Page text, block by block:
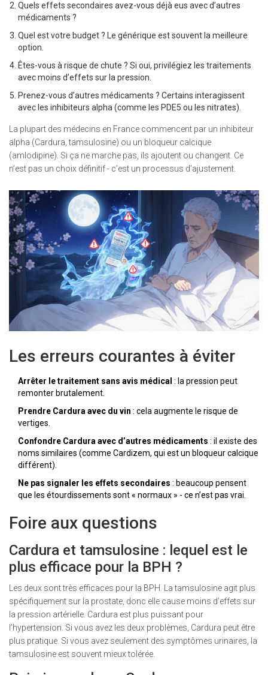
Quels effets secondaires avez-vous déjà eus avec d’autres
médicaments ?
Quel est votre budget ? Le générique est souvent la meilleure
option.
Êtes-vous à risque de chute ? Si oui, privilégiez les traitements
avec moins d’effets sur la pression.
Prenez-vous d’autres médicaments ? Certains interagissent
avec les inhibiteurs alpha (comme les PDE5 ou les nitrates).
La plupart des médecins en France commencent par un inhibiteur
alpha (Cardura, tamsulosine) ou un bloqueur calcique
(amlodipine). Si ça ne marche pas, ils ajoutent ou changent. Ce
n’est pas un choix définitif - c’est un processus d’ajustement.
Les erreurs courantes à éviter
Arrêter le traitement sans avis médical : la pression peut
remonter brutalement.
Prendre Cardura avec du vin : cela augmente le risque de
vertiges.
Confondre Cardura avec d’autres médicaments : il existe des
noms similaires (comme Cardizem, qui est un bloqueur calcique
différent).
Ne pas signaler les effets secondaires : beaucoup pensent
que les étourdissements sont « normaux » - ce n’est pas vrai.
Foire aux questions
Cardura et tamsulosine : lequel est le
plus efficace pour la BPH ?
Les deux sont très efficaces pour la BPH. La tamsulosine agit plus
spécifiquement sur la prostate, donc elle cause moins d’effets sur
la pression artérielle. Cardura est plus puissant pour
l’hypertension. Si vous avez les deux problèmes, Cardura peut être
plus pratique. Si vous avez seulement des symptômes urinaires, la
tamsulosine est souvent mieux tolérée.